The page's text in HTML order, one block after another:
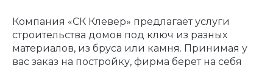
Компания «СК Клевер» предлагает услуги
строительства домов под ключ из разных
материалов, из бруса или камня. Принимая у
вас заказ на постройку, фирма берет на себя